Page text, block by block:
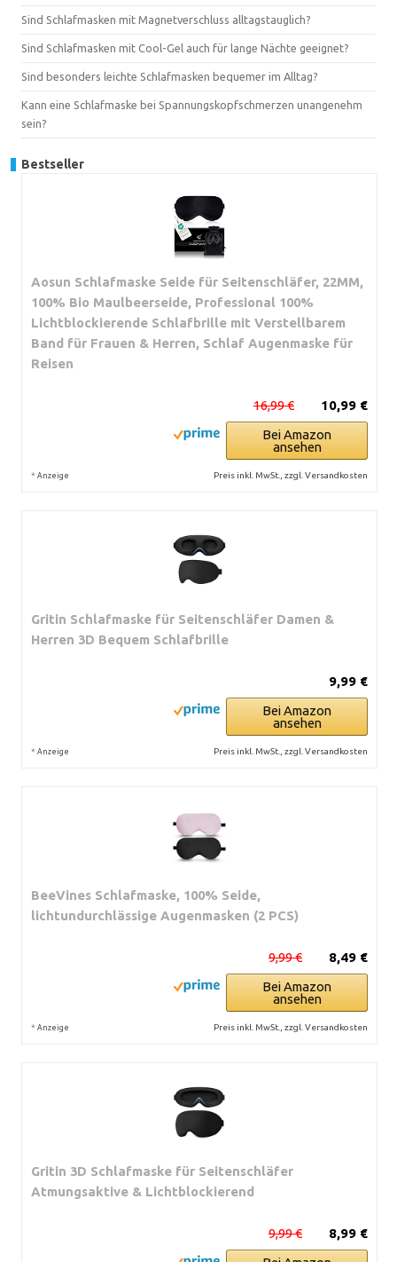
Sind Schlafmasken mit Magnetverschluss alltagstauglich?
Sind Schlafmasken mit Cool-Gel auch für lange Nächte geeignet?
Sind besonders leichte Schlafmasken bequemer im Alltag?
Kann eine Schlafmaske bei Spannungskopfschmerzen unangenehm
sein?
Bestseller
Aosun Schlafmaske Seide für Seitenschläfer, 22MM,
100% Bio Maulbeerseide, Professional 100%
Lichtblockierende Schlafbrille mit Verstellbarem
Band für Frauen & Herren, Schlaf Augenmaske für
Reisen
10,99 €
16,99 €
Bei Amazon
ansehen
* Anzeige Preis inkl. MwSt., zzgl. Versandkosten
Gritin Schlafmaske für Seitenschläfer Damen &
Herren 3D Bequem Schlafbrille
9,99 €
Bei Amazon
ansehen
* Anzeige Preis inkl. MwSt., zzgl. Versandkosten
BeeVines Schlafmaske, 100% Seide,
lichtundurchlässige Augenmasken (2 PCS)
8,49 €
9,99 €
Bei Amazon
ansehen
* Anzeige Preis inkl. MwSt., zzgl. Versandkosten
Gritin 3D Schlafmaske für Seitenschläfer
Atmungsaktive & Lichtblockierend
8,99 €
9,99 €